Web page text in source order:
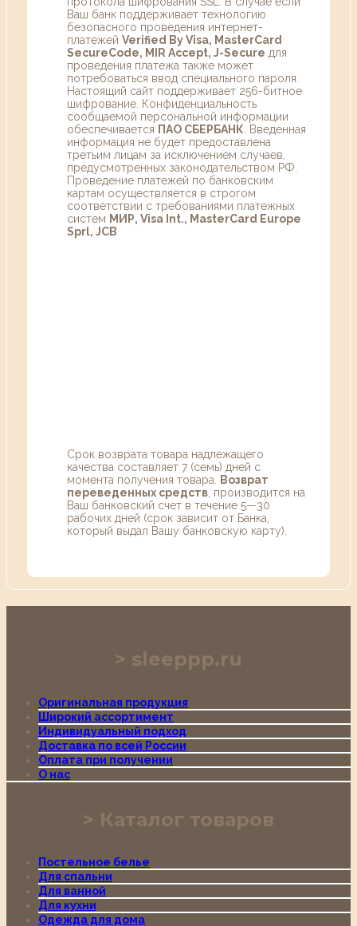
Ваш банк поддерживает технологию
безопасного проведения интернет-
платежей Verified By Visa, MasterCard
SecureCode, MIR Accept, J-Secure для
проведения платежа также может
потребоваться ввод специального пароля.
Настоящий сайт поддерживает 256-битное
шифрование. Конфиденциальность
сообщаемой персональной информации
обеспечивается ПАО СБЕРБАНК . Введенная
информация не будет предоставлена
третьим лицам за исключением случаев,
предусмотренных законодательством РФ.
Проведение платежей по банковским
картам осуществляется в строгом
соответствии с требованиями платежных
систем МИР, Visa Int., MasterCard Europe
Sprl, JCB
Срок возврата товара надлежащего
качества составляет 7 (семь) дней с
момента получения товара.
Возврат
переведенных средств , производится на
Ваш банковский счет в течение 5—30
рабочих дней (срок зависит от Банка,
который выдал Вашу банковскую карту).
sleeppp.ru
Оригинальная продукция
Широкий ассортимент
Индивидуальный подход
Доставка по всей России
Оплата при получении
О нас
Каталог товаров
Постельное белье
Для спальни
Для ванной
Для кухни
Одежда для дома